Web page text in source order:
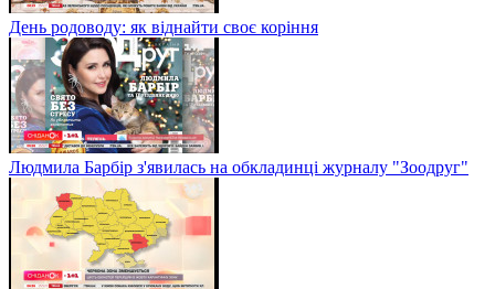
День родоводу: як віднайти своє коріння
Людмила Барбір з'явилась на обкладинці журналу "Зоодруг"